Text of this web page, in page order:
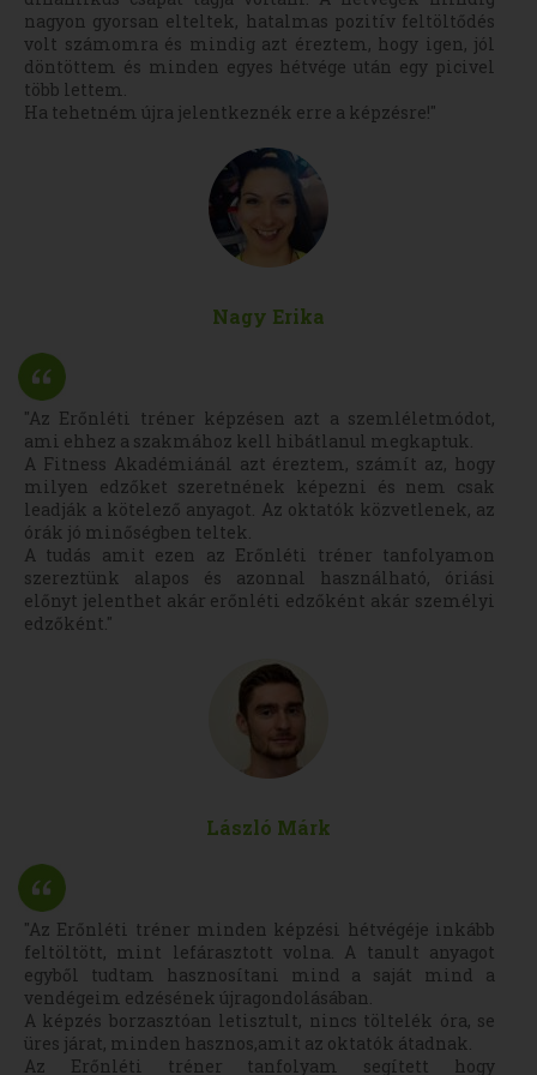
nagyon gyorsan elteltek, hatalmas pozitív feltöltődés
volt számomra és mindig azt éreztem, hogy igen, jól
döntöttem és minden egyes hétvége után egy picivel
több lettem.
Ha tehetném újra jelentkeznék erre a képzésre!"
Nagy Erika
"Az Erőnléti tréner képzésen azt a szemléletmódot,
ami ehhez a szakmához kell hibátlanul megkaptuk.
A Fitness Akadémiánál azt éreztem, számít az, hogy
milyen edzőket szeretnének képezni és nem csak
leadják a kötelező anyagot. Az oktatók közvetlenek, az
órák jó minőségben teltek.
A tudás amit ezen az Erőnléti tréner tanfolyamon
szereztünk alapos és azonnal használható, óriási
előnyt jelenthet akár erőnléti edzőként akár személyi
edzőként."
László Márk
"Az Erőnléti tréner minden képzési hétvégéje inkább
feltöltött, mint lefárasztott volna. A tanult anyagot
egyből tudtam hasznosítani mind a saját mind a
vendégeim edzésének újragondolásában.
A képzés borzasztóan letisztult, nincs töltelék óra, se
üres járat, minden hasznos,amit az oktatók átadnak.
Az Erőnléti tréner tanfolyam segített hogy